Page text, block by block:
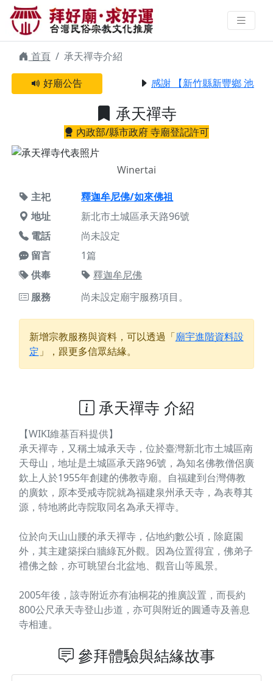
承天禪寺 | 拜好廟求好運 找到與您
有緣的信仰
首頁
承天禪寺介紹
好廟公告
感謝 【新竹縣新豐鄉 池和宮
承天禪寺
內政部/縣市政府 寺廟登記許可
Winertai
主祀
釋迦牟尼佛/如來佛祖
地址
新北市土城區承天路96號
電話
尚未設定
留言
1篇
供奉
釋迦牟尼佛
服務
尚未設定廟宇服務項目。
新增宗教服務與資料，可以透過「廟宇進階資料設
定 」，跟更多信眾結緣。
承天禪寺 介紹
【WIKI維基百科提供】
承天禪寺，又稱土城承天寺，位於臺灣新北市土城區南
天母山，地址是土城區承天路96號，為知名佛教僧侶廣
欽上人於1955年創建的佛教寺廟。自福建到台灣傳教
的廣欽，原本受戒寺院就為福建泉州承天寺，為表尊其
源，特地將此寺院取同名為承天禪寺。
位於向天山山腰的承天禪寺，佔地約數公頃，除庭園
外，其主建築採白牆綠瓦外觀。因為位置得宜，佛弟子
禮佛之餘，亦可眺望台北盆地、觀音山等風景。
2005年後，該寺附近亦有油桐花的推廣設置，而長約
800公尺承天寺登山步道，亦可與附近的圓通寺及善息
寺相連。
參拜體驗與結緣故事